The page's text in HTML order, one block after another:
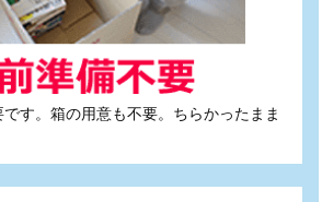
す。箱の用意も不要。ちらかったまま